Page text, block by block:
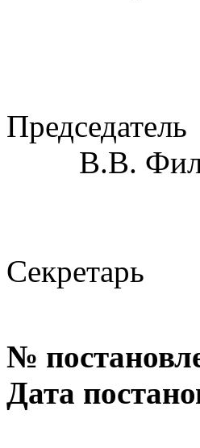
Председатель
В.В.
Секретарь
№
Дата